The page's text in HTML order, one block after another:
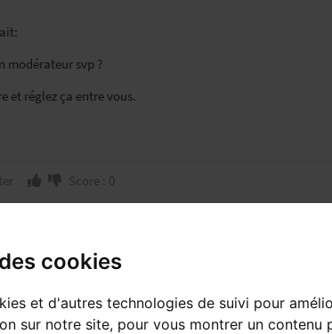
cookies
et d'autres technologies de suivi pour
sur notre site, pour vous montrer un contenu
modérateur svp ?
et réglez ça entre vous.
Score : 0